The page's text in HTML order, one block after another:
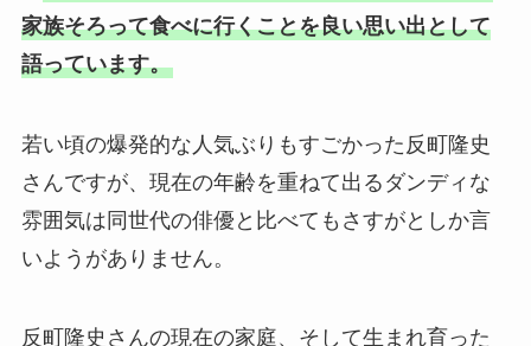
家族そろって食べに行くことを良い思い出として
語っています。
若い頃の爆発的な人気ぶりもすごかった反町隆史
さんですが、現在の年齢を重ねて出るダンディな
雰囲気は同世代の俳優と比べてもさすがとしか言
いようがありません。
反町隆史さんの現在の家庭、そして生まれ育った